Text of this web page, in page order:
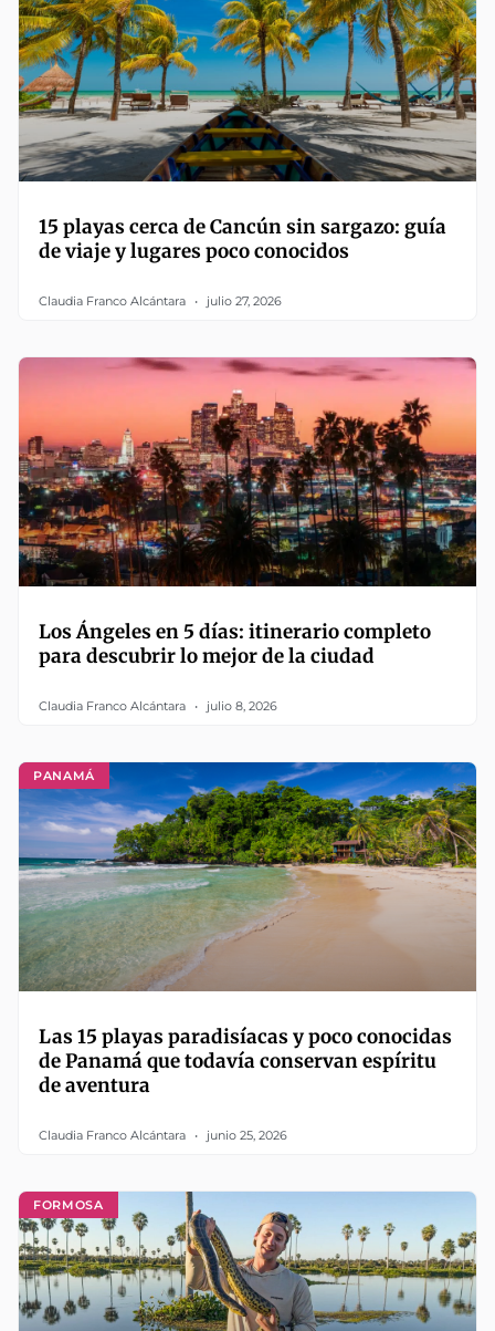
15 playas cerca de Cancún sin sargazo: guía
de viaje y lugares poco conocidos
Claudia Franco Alcántara julio 27, 2026
Los Ángeles en 5 días: itinerario completo
para descubrir lo mejor de la ciudad
Claudia Franco Alcántara julio 8, 2026
PANAMÁ
Las 15 playas paradisíacas y poco conocidas
de Panamá que todavía conservan espíritu
de aventura
Claudia Franco Alcántara junio 25, 2026
FORMOSA